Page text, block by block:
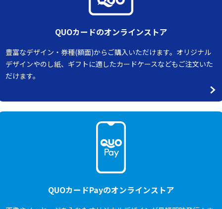
QUOカードのオンラインストア
豊富なデザイン・券種(額面)からご購入いただけます。オリジナル
デザインやのし紙、ギフトに適したカードケースなどもご注文いた
だけます。
QUOカードPayのオンラインストア